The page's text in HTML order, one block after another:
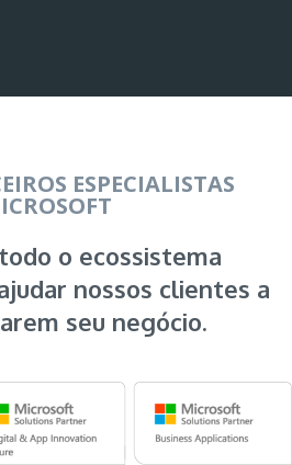
ESPECIALISTAS
o ecossistema
nossos clientes a
seu negócio.